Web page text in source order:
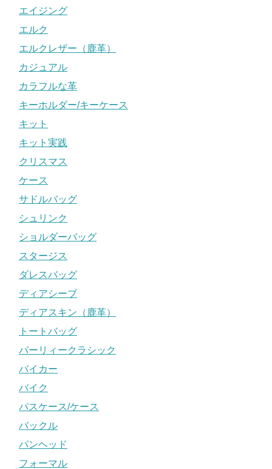
エイジング
エルク
エルクレザー（鹿革）
カジュアル
カラフルな革
キーホルダー/キーケース
キット
キット実践
クリスマス
ケース
サドルバッグ
シュリンク
ショルダーバッグ
スタージス
ダレスバッグ
ディアシーブ
ディアスキン（鹿革）
トートバッグ
パーリィークラシック
バイカー
バイク
パスケース/ケース
バックル
パンヘッド
フォーマル